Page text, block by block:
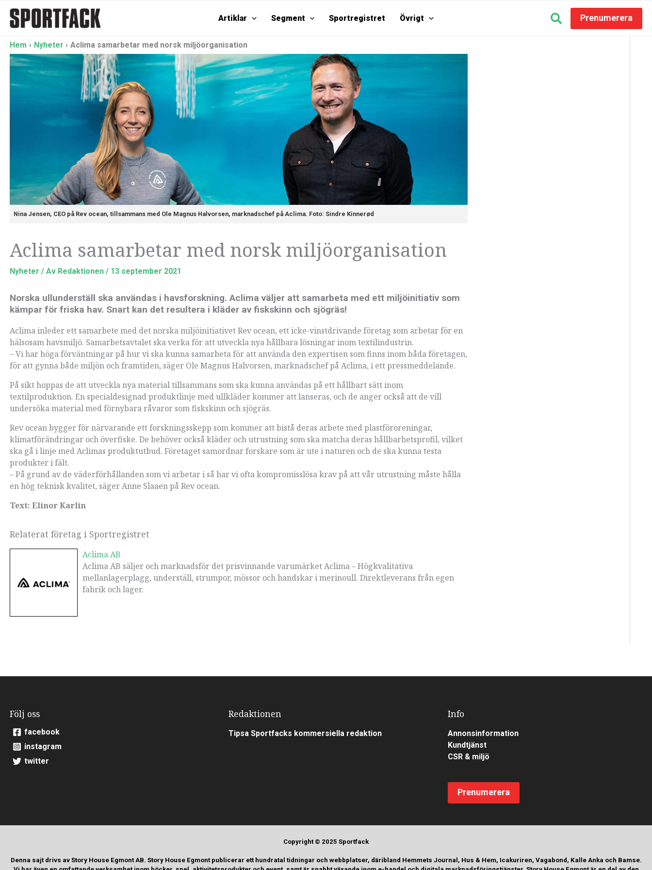
innehåll
Artiklar Segment Sportregistret Övrigt Prenumerera
Hem Nyheter Aclima samarbetar med norsk miljöorganisation
Nina Jensen, CEO på Rev ocean, tillsammans med Ole Magnus Halvorsen, marknadschef på Aclima. Foto: Sindre Kinnerød
Aclima samarbetar med norsk miljöorganisation
Nyheter / Av Redaktionen / 13 september 2021
Norska ullunderställ ska användas i havsforskning. Aclima väljer att samarbeta med ett miljöinitiativ som
kämpar för friska hav. Snart kan det resultera i kläder av fiskskinn och sjögräs!
Aclima inleder ett samarbete med det norska miljöinitiativet Rev ocean, ett icke-vinstdrivande företag som arbetar för en
hälsosam havsmiljö. Samarbetsavtalet ska verka för att utveckla nya hållbara lösningar inom textilindustrin.
– Vi har höga förväntningar på hur vi ska kunna samarbeta för att använda den expertisen som finns inom båda företagen,
för att gynna både miljön och framtiden, säger Ole Magnus Halvorsen, marknadschef på Aclima, i ett pressmeddelande.
På sikt hoppas de att utveckla nya material tillsammans som ska kunna användas på ett hållbart sätt inom
textilproduktion. En specialdesignad produktlinje med ullkläder kommer att lanseras, och de anger också att de vill
undersöka material med förnybara råvaror som fiskskinn och sjögräs.
Rev ocean bygger för närvarande ett forskningsskepp som kommer att bistå deras arbete med plastföroreningar,
klimatförändringar och överfiske. De behöver också kläder och utrustning som ska matcha deras hållbarhetsprofil, vilket
ska gå i linje med Aclimas produktutbud. Företaget samordnar forskare som är ute i naturen och de ska kunna testa
produkter i fält.
– På grund av de väderförhållanden som vi arbetar i så har vi ofta kompromisslösa krav på att vår utrustning måste hålla
en hög teknisk kvalitet, säger Anne Slaaen på Rev ocean.
Text: Elinor Karlin
Relaterat företag i Sportregistret
Aclima AB
Aclima AB säljer och marknadsför det prisvinnande varumärket Aclima – Högkvalitativa
mellanlagerplagg, underställ, strumpor, mössor och handskar i merinoull. Direktleverans från egen
fabrik och lager.
Följ oss
facebook
instagram
twitter
Redaktionen
Tipsa Sportfacks kommersiella redaktion
Info
Annonsinformation
Kundtjänst
CSR & miljö
Prenumerera
Copyright © 2025 Sportfack
Denna sajt drivs av Story House Egmont AB. Story House Egmont publicerar ett hundratal tidningar och webbplatser, däribland Hemmets Journal, Hus & Hem, Icakuriren, Vagabond, Kalle Anka och Bamse.